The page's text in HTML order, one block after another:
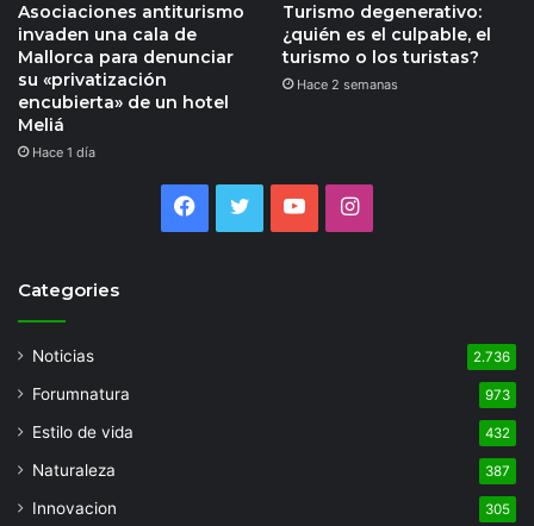
Asociaciones antiturismo
invaden una cala de
Mallorca para denunciar
su «privatización
encubierta» de un hotel
Meliá
Hace 1 día
Turismo degenerativo:
¿quién es el culpable, el
turismo o los turistas?
Hace 2 semanas
Facebook
TwitterYouTubeInstagram
Categories
Noticias 2.736
Forumnatura 973
Estilo de vida 432
Naturaleza 387
Innovacion 305